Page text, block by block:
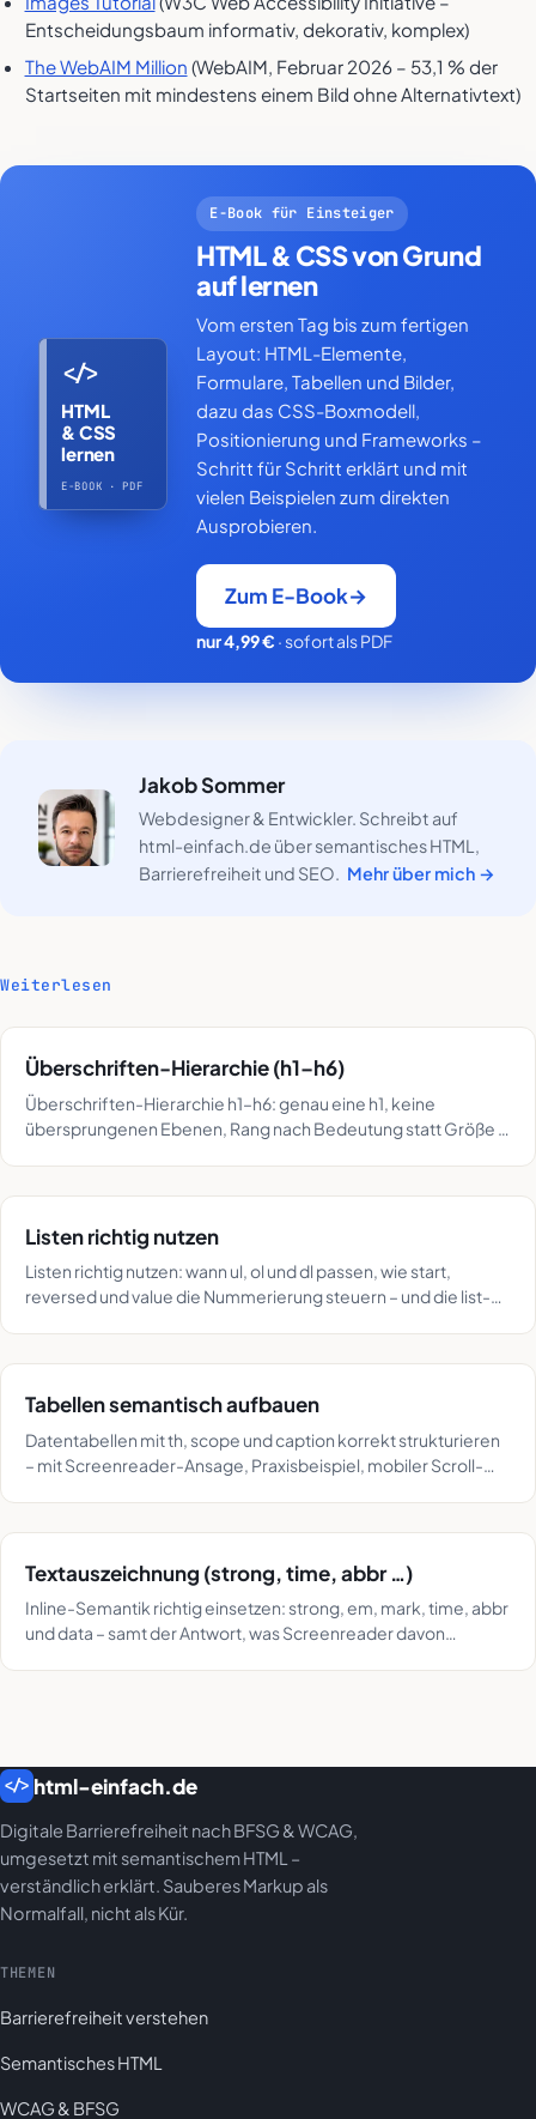
Entscheidungsbaum informativ, dekorativ, komplex)
The WebAIM Million (WebAIM, Februar 2026 – 53,1 % der
Startseiten mit mindestens einem Bild ohne Alternativtext)
</>
HTML
& CSS
lernen
E-BOOK · PDF
E-Book für Einsteiger
HTML & CSS von Grund
auf lernen
Vom ersten Tag bis zum fertigen
Layout: HTML-Elemente,
Formulare, Tabellen und Bilder,
dazu das CSS-Boxmodell,
Positionierung und Frameworks –
Schritt für Schritt erklärt und mit
vielen Beispielen zum direkten
Ausprobieren.
Zum E-Book→
(öffnet in neuem Tab)
nur 4,99 € · sofort als PDF
Jakob Sommer
Webdesigner & Entwickler. Schreibt auf
html-einfach.de über semantisches HTML,
Barrierefreiheit und SEO. Mehr über mich →
Weiterlesen
Überschriften-Hierarchie (h1–h6)
Überschriften-Hierarchie h1–h6: genau eine h1, keine
übersprungenen Ebenen, Rang nach Bedeutung statt Größe –
Listen richtig nutzen
Listen richtig nutzen: wann ul, ol und dl passen, wie start,
reversed und value die Nummerierung steuern – und die list-
Tabellen semantisch aufbauen
Datentabellen mit th, scope und caption korrekt strukturieren
– mit Screenreader-Ansage, Praxisbeispiel, mobiler Scroll-
Textauszeichnung (strong, time, abbr …)
Inline-Semantik richtig einsetzen: strong, em, mark, time, abbr
und data – samt der Antwort, was Screenreader davon
</> html-einfach.de
Digitale Barrierefreiheit nach BFSG & WCAG,
umgesetzt mit semantischem HTML –
verständlich erklärt. Sauberes Markup als
Normalfall, nicht als Kür.
THEMEN
Barrierefreiheit verstehen
Semantisches HTML
WCAG & BFSG